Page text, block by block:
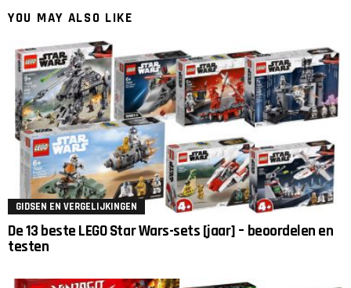
YOU MAY ALSO LIKE
GIDSEN EN VERGELIJKINGEN
De 13 beste LEGO Star Wars-sets [jaar] – beoordelen en
testen